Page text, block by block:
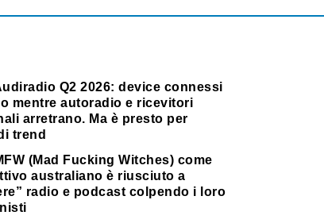
Q2 2026: device connessi
mentre autoradio e ricevitori
arretrano. Ma è presto per
trend
(Mad Fucking Witches) come
australiano è riusciuto a
radio e podcast colpendo i loro